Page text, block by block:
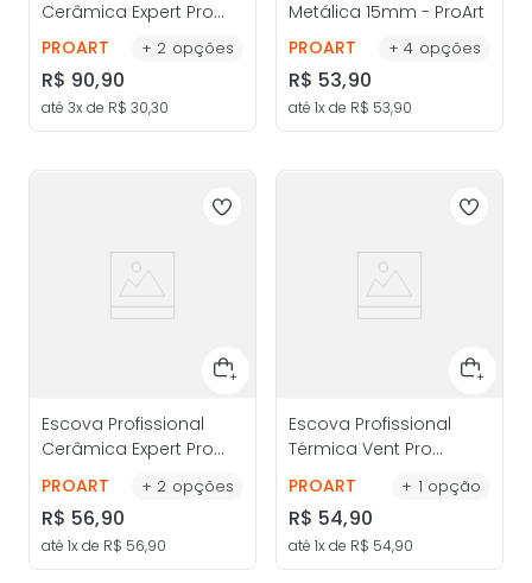
Cerâmica Expert Pro
33mm - ProArt
PROART + 2 opções
R$ 90,90
até 3x de R$ 30,30
Metálica 15mm - ProArt
PROART
+4 opções
R$ 53,90
até 1x de R$ 53,90
Escova Profissional
Cerâmica Expert Pro
19mm - ProArt
PROART + 2 opções
R$ 56,90
até 1x de R$ 56,90
Escova Profissional
Térmica Vent Pro
20mm - ProArt
PROART + 1 opção
R$ 54,90
até 1x de R$ 54,90